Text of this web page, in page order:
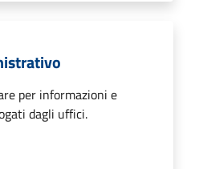
per informazioni e
dagli uffici.